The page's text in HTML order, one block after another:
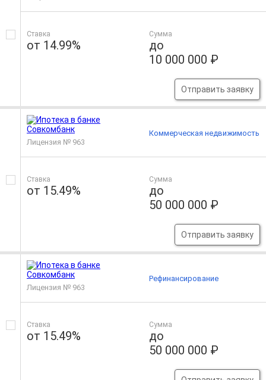
Ставка
от 14.99%
Сумма
до
10 000 000 ₽
Отправить заявку
Лицензия № 963
Ставка
от 15.49%
Сумма
до
50 000 000 ₽
Отправить заявку
Коммерческая недвижимость
Лицензия № 963
Ставка
от 15.49%
Сумма
до
50 000 000 ₽
Рефинансирование